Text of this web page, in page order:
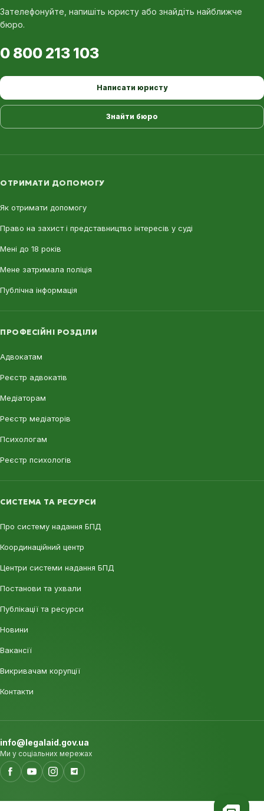
Зателефонуйте, напишіть юристу або знайдіть найближче
бюро.
0 800 213 103
Написати юристу
Знайти бюро
ОТРИМАТИ ДОПОМОГУ
Як отримати допомогу
Право на захист і представництво інтересів у суді
Мені до 18 років
Мене затримала поліція
Публічна інформація
ПРОФЕСІЙНІ РОЗДІЛИ
Адвокатам
Реєстр адвокатів
Медіаторам
Реєстр медіаторів
Психологам
Реєстр психологів
СИСТЕМА ТА РЕСУРСИ
Про систему надання БПД
Координаційний центр
Центри системи надання БПД
Постанови та ухвали
Публікації та ресурси
Новини
Вакансії
Викривачам корупції
Контакти
info@legalaid.gov.ua
Ми у соціальних мережах